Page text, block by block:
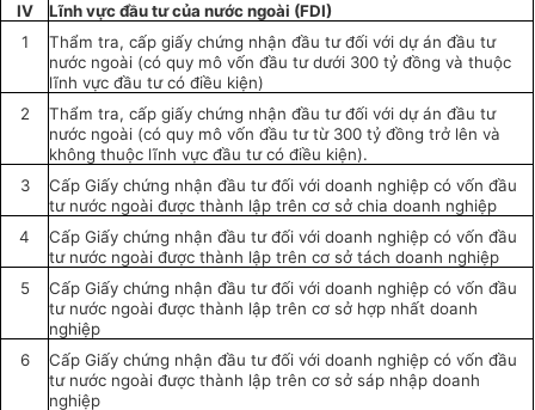
IV
Lĩnh vực đầu tư của nước ngoài (FDI)
1
Thẩm tra, cấp giấy chứng nhận đầu tưđối với dự án đầu tư
nước ngoài (có quy mô vốn đầu tư dưới 300 tỷ đồng và thuộc
lĩnh vực đầu tư có điều kiện)
2
Thẩm tra, cấp giấy chứng nhận đầu tư đối với dự án đầu tư
nước ngoài (có quy mô vốn đầu tư từ 300 tỷ đồng trở lên và
không thuộc lĩnh vực đầu tư có điều kiện).
3
Cấp Giấy chứng nhận đầu tưđối với doanh nghiệp có vốn đầu
tư nước ngoài được thành lập trên cơsở chia doanh nghiệp
4
Cấp Giấy chứng nhận đầu tưđối với doanh nghiệp có vốn đầu
tư nước ngoài được thành lập trên cơ sở tách doanh nghiệp
5
Cấp Giấy chứng nhận đầu tư đối với doanh nghiệp có vốn đầu
tư nước ngoài được thành lập trên cơ sở hợp nhất doanh
nghiệp
6
Cấp Giấy chứng nhận đầu tư đối với doanh nghiệp có vốn đầu
tư nước ngoài được thành lập trên cơ sở sáp nhập doanh
nghiệp